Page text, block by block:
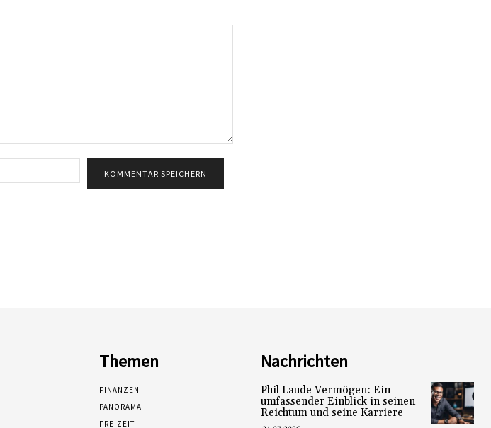
Mail:*
Themen
FINANZEN
PANORAMA
FREIZEIT
Nachrichten
Phil Laude Vermögen: Ein
umfassender Einblick in seinen
Reichtum und seine Karriere